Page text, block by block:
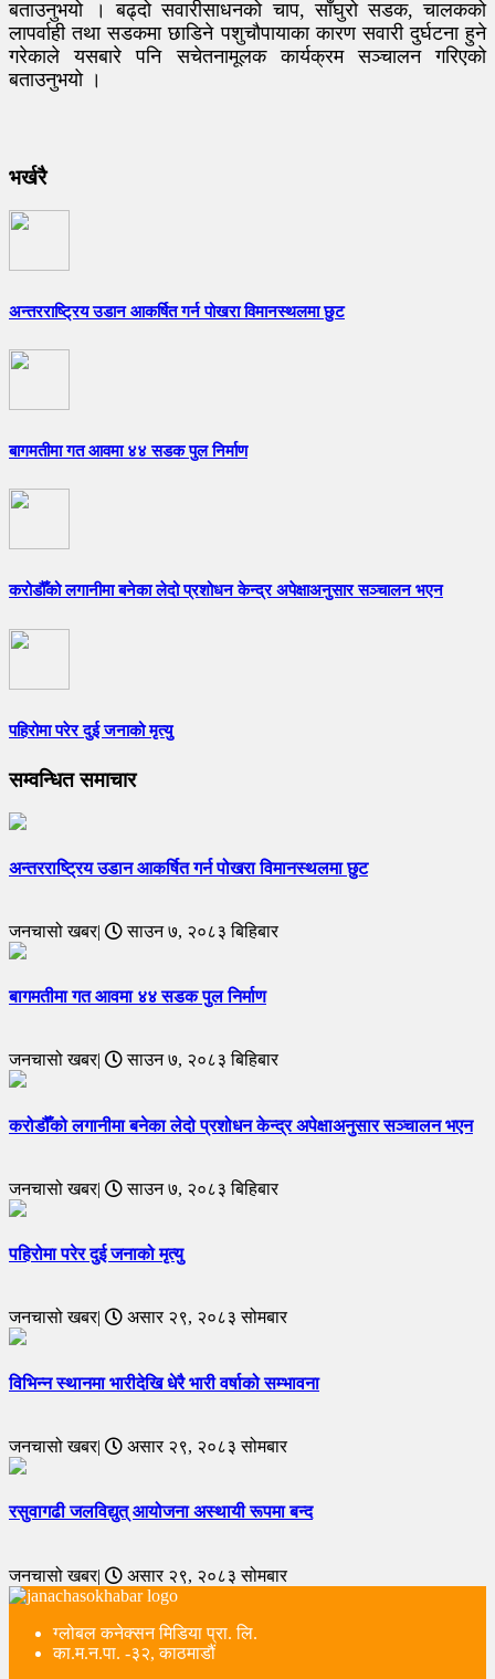
बताउनुभयो । बढ्दो सवारीसाधनको चाप, साँघुरो सडक, चालकको
लापर्वाही तथा सडकमा छाडिने पशुचौपायाका कारण सवारी दुर्घटना हुने
गरेकाले यसबारे पनि सचेतनामूलक कार्यक्रम सञ्चालन गरिएको
बताउनुभयो ।
भर्खरै
अन्तरराष्ट्रिय उडान आकर्षित गर्न पोखरा विमानस्थलमा छुट
बागमतीमा गत आवमा ४४ सडक पुल निर्माण
करोडौँको लगानीमा बनेका लेदो प्रशोधन केन्द्र अपेक्षाअनुसार सञ्चालन भएन
पहिरोमा परेर दुई जनाको मृत्यु
सम्वन्धित समाचार
अन्तरराष्ट्रिय उडान आकर्षित गर्न पोखरा विमानस्थलमा छुट
जनचासो खबर| साउन ७, २०८३ बिहिबार
बागमतीमा गत आवमा ४४ सडक पुल निर्माण
जनचासो खबर| साउन ७, २०८३ बिहिबार
करोडौँको लगानीमा बनेका लेदो प्रशोधन केन्द्र अपेक्षाअनुसार सञ्चालन भएन
जनचासो खबर| साउन ७, २०८३ बिहिबार
पहिरोमा परेर दुई जनाको मृत्यु
जनचासो खबर| असार २९, २०८३ सोमबार
विभिन्न स्थानमा भारीदेखि धेरै भारी वर्षाको सम्भावना
जनचासो खबर| असार २९, २०८३ सोमबार
रसुवागढी जलविद्युत् आयोजना अस्थायी रूपमा बन्द
जनचासो खबर| असार २९, २०८३ सोमबार
ग्लोबल कनेक्सन मिडिया प्रा. लि.
का.म.न.पा. -३२, काठमाडौं